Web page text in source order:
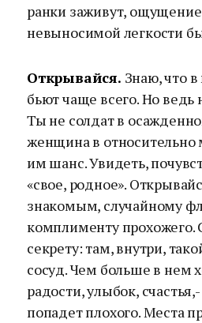
ранки заживут,
невыносимой легкости
Открывайся. Знаю, что
бьют чаще всего. Но ведь
Ты не солдат в
женщина в относительно
им шанс. Увидеть,
«свое, родное».
знакомым, случайному
комплименту прохожего.
секрету: там, внутри,
сосуд. Чем больше в нем
радости, улыбок,
попадет плохого. Места